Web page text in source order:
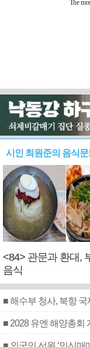
시인 최원준의 음식
<84> 관문과 환대,
음식
■ 해수부 청사, 북항
■ 2028 유엔 해양총회